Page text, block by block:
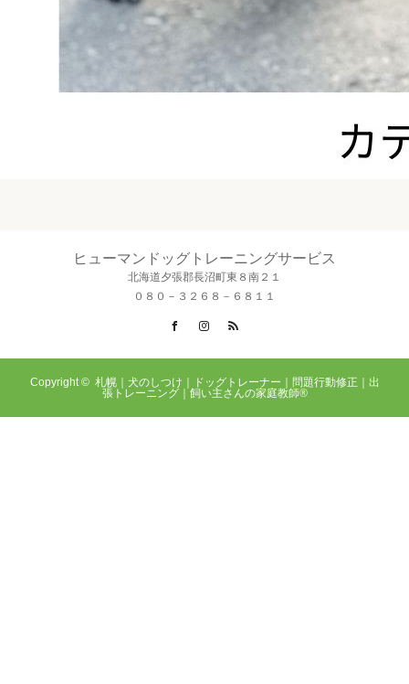
ヒューマンドッグトレーニングサービス
北海道夕張郡長沼町東８南２１
０８０－３２６８－６８１１
FacebookInstagram
Copyright © 札幌｜犬のしつけ｜ドッグトレーナー｜問題行動修正｜出
張トレーニング｜飼い主さんの家庭教師®️